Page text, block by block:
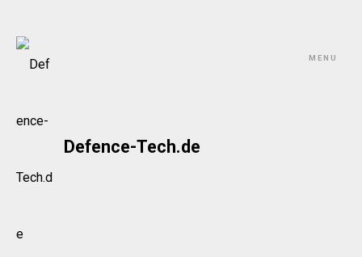
Skip
Defence-Tech.de
MENU